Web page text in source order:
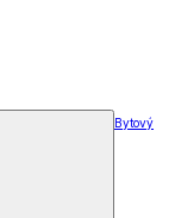
Bytový